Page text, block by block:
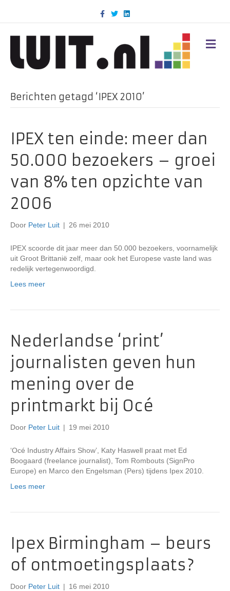
c
k
T
w
i
n
d
M
E
Berichten getagd ‘IPEX 2010’
IPEX ten einde: meer dan
50.000 bezoekers – groei
van 8% ten opzichte van
2006
Door Peter Luit | 26 mei 2010
IPEX scoorde dit jaar meer dan 50.000 bezoekers, voornamelijk
uit Groot Brittanië zelf, maar ook het Europese vaste land was
redelijk vertegenwoordigd.
Lees meer
Nederlandse ‘print’
journalisten geven hun
mening over de
printmarkt bij Océ
Door Peter Luit | 19 mei 2010
‘Océ Industry Affairs Show’, Katy Haswell praat met Ed
Boogaard (freelance journalist), Tom Rombouts (SignPro
Europe) en Marco den Engelsman (Pers) tijdens Ipex 2010.
Lees meer
Ipex Birmingham – beurs
of ontmoetingsplaats?
Door Peter Luit | 16 mei 2010